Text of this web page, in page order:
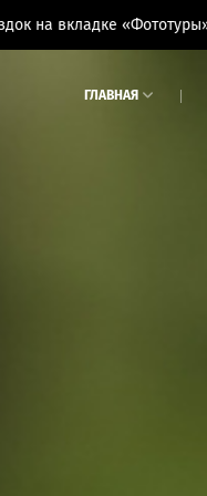
ГЛАВНАЯ
«Фототуры»